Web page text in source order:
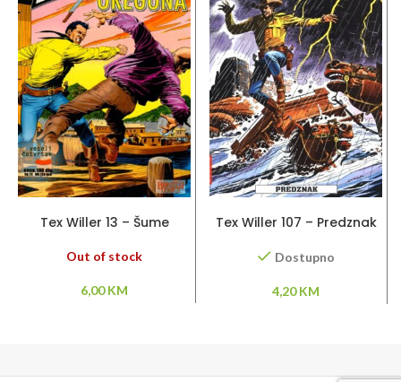
Tex Willer 13 – Šume
Out of stock
6,00KM
Tex Willer 107 – Predznak
Dostupno
4,20KM